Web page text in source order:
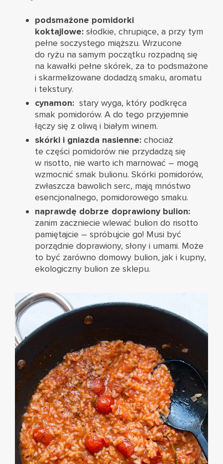
podsmażone pomidorki
koktajlowe: słodkie, chrupiące, a przy tym
pełne soczystego miąższu. Wrzucone
do ryżu na samym początku rozpadną się
na kawałki pełne skórek, za to podsmażone
i skarmelizowane dodadzą smaku, aromatu
i tekstury.
cynamon: stary wyga, który podkręca
smak pomidorów. A do tego przyjemnie
łączy się z oliwą i białym winem.
skórki i gniazda nasienne: chociaż
te części pomidorów nie przydadzą się
w risotto, nie warto ich marnować – mogą
wzmocnić smak bulionu. Skórki pomidorów,
zwłaszcza bawolich serc, mają mnóstwo
esencjonalnego, pomidorowego smaku.
naprawdę dobrze doprawiony bulion:
zanim zaczniecie wlewać bulion do risotto
pamiętajcie – spróbujcie go! Musi być
porządnie doprawiony, słony i umami. Może
to być zarówno domowy bulion, jak i kupny,
ekologiczny bulion ze sklepu.